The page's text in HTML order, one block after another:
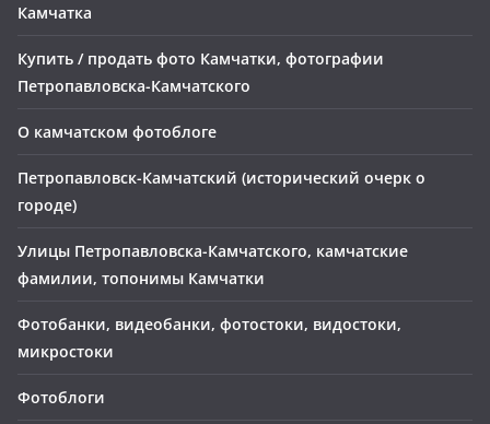
Камчатка
Купить / продать фото Камчатки, фотографии
Петропавловска-Камчатского
О камчатском фотоблоге
Петропавловск-Камчатский (исторический очерк о
городе)
Улицы Петропавловска-Камчатского, камчатские
фамилии, топонимы Камчатки
Фотобанки, видеобанки, фотостоки, видостоки,
микростоки
Фотоблоги